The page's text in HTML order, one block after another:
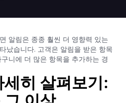
알림은 종종 훨씬 더 영향력 있는
났습니다. 고객은 알림을 받은 항목
니에 더 많은 항목을 추가하는 경
히 살펴보기: